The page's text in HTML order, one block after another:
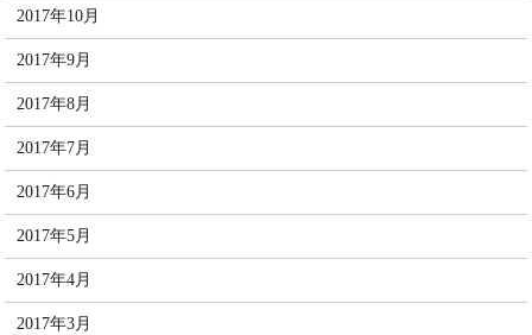
2017年10月
2017年9月
2017年8月
2017年7月
2017年6月
2017年5月
2017年4月
2017年3月